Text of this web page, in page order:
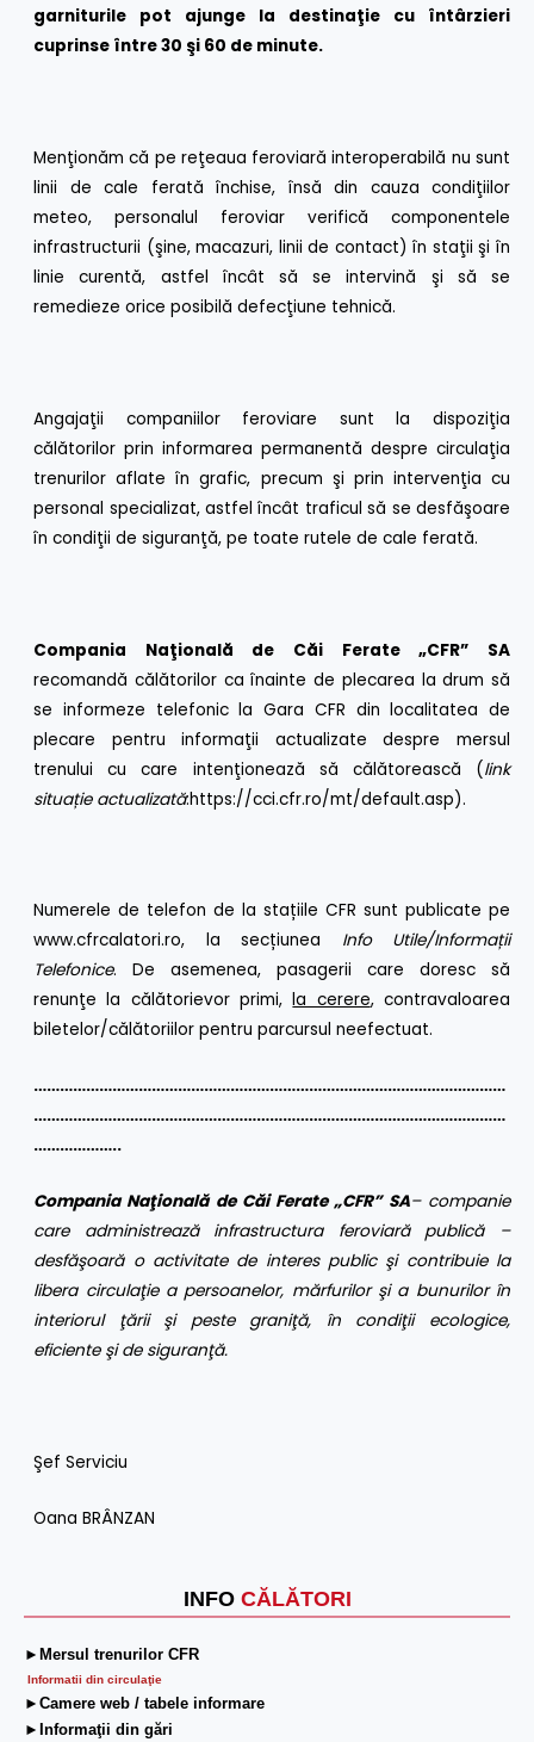
INFO CĂLĂTORI
►Mersul trenurilor CFR
Informatii din circulaţie
►Camere web / tabele informare
►Informaţii din gări
garniturile pot ajunge la destinaţie cu întârzieri
cuprinse între 30 şi 60 de minute.
Menţionăm că pe reţeaua feroviară interoperabilă nu sunt
linii de cale ferată închise, însă din cauza condiţiilor
meteo, personalul feroviar verifică componentele
infrastructurii (şine, macazuri, linii de contact) în staţii şi în
linie curentă, astfel încât să se intervină şi să se
remedieze orice posibilă defecţiune tehnică.
Angajaţii companiilor feroviare sunt la dispoziţia
călătorilor prin informarea permanentă despre circulaţia
trenurilor aflate în grafic, precum şi prin intervenţia cu
personal specializat, astfel încât traficul să se desfăşoare
în condiţii de siguranţă, pe toate rutele de cale ferată.
Compania Naţională de Căi Ferate „CFR” SA
recomandă călătorilor ca înainte de plecarea la drum să
se informeze telefonic la Gara CFR din localitatea de
plecare pentru informaţii actualizate despre mersul
trenului cu care intenţionează să călătorească (link
situație actualizată:https://cci.cfr.ro/mt/default.asp).
Numerele de telefon de la stațiile CFR sunt publicate pe
www.cfrcalatori.ro, la secțiunea Info Utile/Informații
Telefonice. De asemenea, pasagerii care doresc să
renunţe la călătorievor primi,la cerere, contravaloarea
biletelor/călătoriilor pentru parcursul neefectuat.
………………………………………………………………………………………………
………………………………………………………………………………………………
………………..
Compania Naţională de Căi Ferate „CFR” SA– companie
care administrează infrastructura feroviară publică –
desfăşoară o activitate de interes public şi contribuie la
libera circulaţie a persoanelor, mărfurilor şi a bunurilor în
interiorul ţării şi peste graniţă, în condiţii ecologice,
eficiente şi de siguranţă.
Şef Serviciu
Oana BRÂNZAN